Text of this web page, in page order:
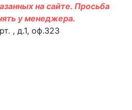
на сайте. Просьба
у менеджера.
, д.1, оф.323